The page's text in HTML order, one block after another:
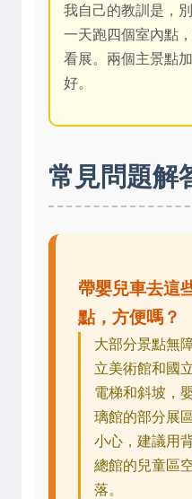
我自己的教訓是，
一天跑四個室內點
看展。兩個主景點
好。
常見問題解
帶嬰兒車去這
點，方便嗎？
大部分景點無
立美術館和國
電梯和斜坡，
璃館的部分展
小心，建議用
總館的兒童區
落。